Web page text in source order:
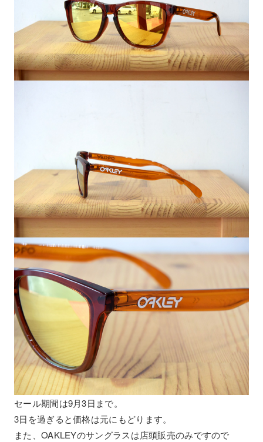
セール期間は9月3日まで。
3日を過ぎると価格は元にもどります。
また、OAKLEYのサングラスは店頭販売のみですので